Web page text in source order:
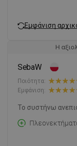
Εμφάνιση
Η
SebaW
Ποιότητα:
Εμφάνιση:
Το συστήνω